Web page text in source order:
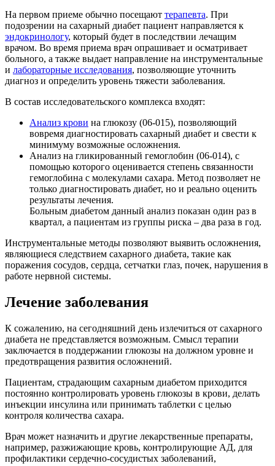
На первом приеме обычно посещают терапевта. При
подозрении на сахарный диабет пациент направляется к
эндокринологу, который будет в последствии лечащим
врачом. Во время приема врач опрашивает и осматривает
больного, а также выдает направление на инструментальные
и лабораторные исследования, позволяющие уточнить
диагноз и определить уровень тяжести заболевания.
В состав исследовательского комплекса входят:
Анализ крови на глюкозу (06-015), позволяющий
вовремя диагностировать сахарный диабет и свести к
минимуму возможные осложнения.
Анализ на гликированный гемоглобин (06-014), с
помощью которого оценивается степень связанности
гемоглобина с молекулами сахара. Метод позволяет не
только диагностировать диабет, но и реально оценить
результаты лечения.
Больным диабетом данный анализ показан один раз в
квартал, а пациентам из группы риска – два раза в год.
Инструментальные методы позволяют выявить осложнения,
являющиеся следствием сахарного диабета, такие как
поражения сосудов, сердца, сетчатки глаз, почек, нарушения в
работе нервной системы.
Лечение заболевания
К сожалению, на сегодняшний день излечиться от сахарного
диабета не представляется возможным. Смысл терапии
заключается в поддержании глюкозы на должном уровне и
предотвращения развития осложнений.
Пациентам, страдающим сахарным диабетом приходится
постоянно контролировать уровень глюкозы в крови, делать
инъекции инсулина или принимать таблетки с целью
контроля количества сахара.
Врач может назначить и другие лекарственные препараты,
например, разжижающие кровь, контролирующие АД, для
профилактики сердечно-сосудистых заболеваний,